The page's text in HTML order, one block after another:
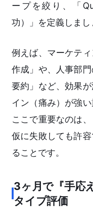
ープを絞り、「
功）」を定義しまし
例えば、マーケテ
作成」や、人事部
要約」など、効果
イン（痛み）が強
ここで重要なのは
仮に失敗しても許
ることです。
3ヶ月で『手応
タイプ評価